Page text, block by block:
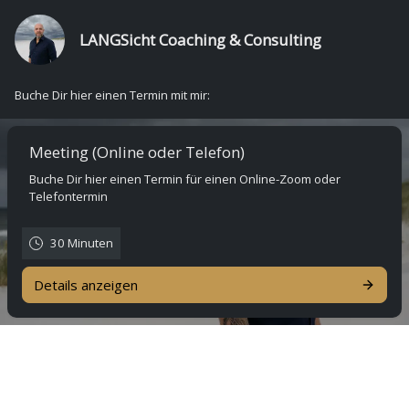
LANGSicht Coaching & Consulting
Buche Dir hier einen Termin mit mir:
Meeting (Online oder Telefon)
Buche Dir hier einen Termin für einen Online-Zoom oder
Telefontermin
30 Minuten
Details anzeigen